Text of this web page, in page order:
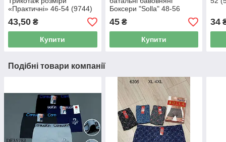
«Практичні» 46-54 (9744)
43,50 ₴
Купити
Боксери "Solla" 48-56
(1656)
45₴
Купити
34
Подібні товари компанії